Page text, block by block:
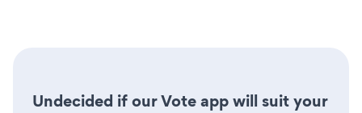
Undecided if our Vote app will suit your